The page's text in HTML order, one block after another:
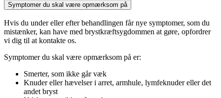
Symptomer du skal være opmærksom på
Hvis du under eller efter behandlingen får nye symptomer, som du
mistænker, kan have med brystkræftsygdommen at gøre, opfordrer
vi dig til at kontakte os.
Symptomer du skal være opmærksom på er:
Smerter, som ikke går væk
Knuder eller hævelser i arret, armhule, lymfeknuder eller det
andet bryst